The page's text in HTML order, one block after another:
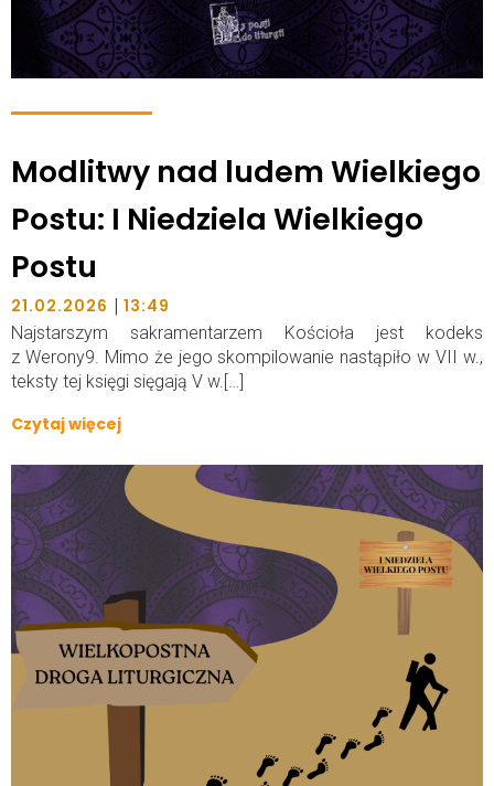
Modlitwy nad ludem Wielkiego
Postu: I Niedziela Wielkiego
Postu
21.02.2026 | 13:49
Najstarszym sakramentarzem Kościoła jest kodeks
z Werony9. Mimo że jego skompilowanie nastąpiło w VII w.,
teksty tej księgi sięgają V w.[…]
Czytaj więcej